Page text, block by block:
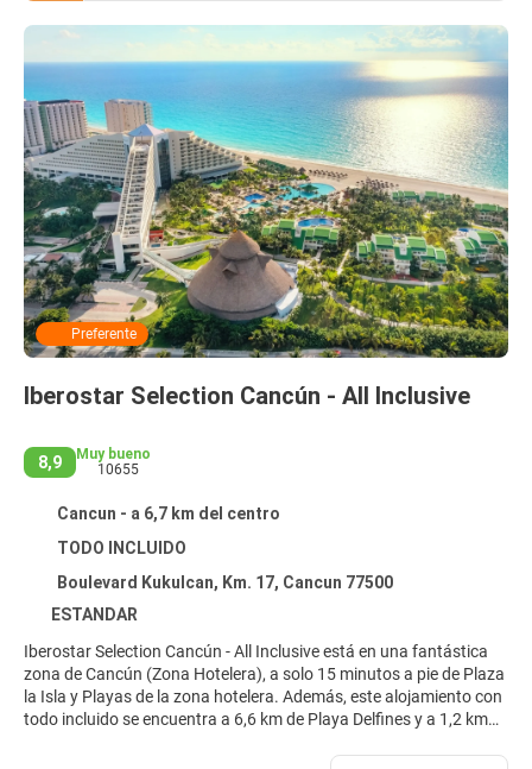
Preferente
Iberostar Selection Cancún - All Inclusive
8,9
Muy bueno
10655
Cancun - a 6,7 km del centro
TODO INCLUIDO
Boulevard Kukulcan, Km. 17, Cancun 77500
ESTANDAR
Iberostar Selection Cancún - All Inclusive está en una fantástica
zona de Cancún (Zona Hotelera), a solo 15 minutos a pie de Plaza
la Isla y Playas de la zona hotelera. Además, este alojamiento con
todo incluido se encuentra a 6,6 km de Playa Delfines y a 1,2 km